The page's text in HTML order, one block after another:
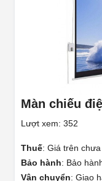
Màn chiếu
Lượt xem: 352
Thuế: Giá trên
Bảo hành: Bảo
Vận chuyển: Giao